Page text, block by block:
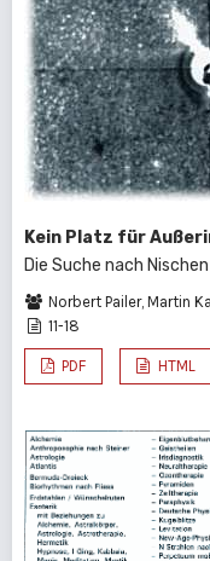
Kein Platz für
Die Suche nach
Norbert Pailer, Martin
11-18
PDF HTML